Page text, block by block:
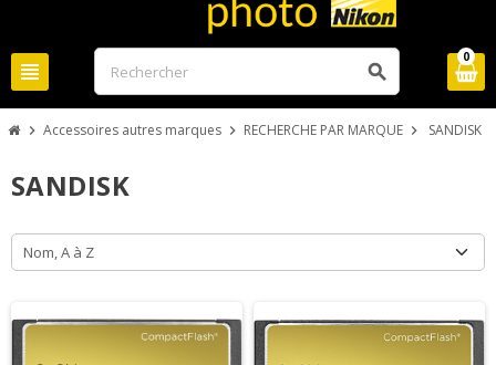
view_headline search
0
chevron_right Accessoires autres marques chevron_right RECHERCHE PAR MARQUE chevron_right SANDISK
SANDISK
Nom, A à Z